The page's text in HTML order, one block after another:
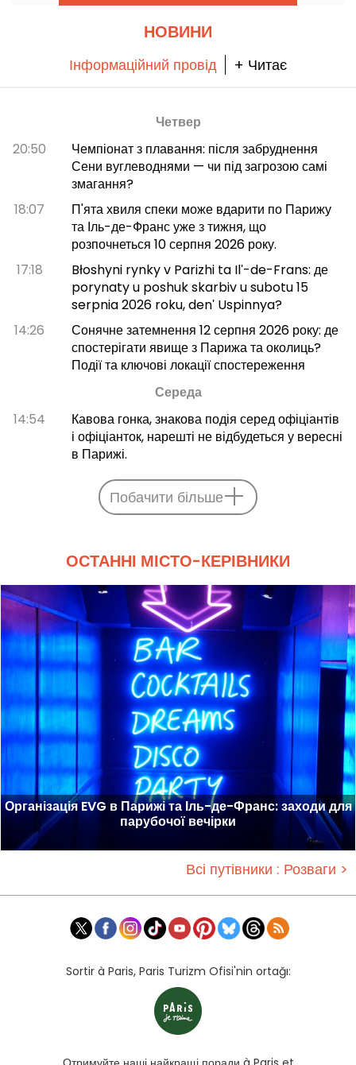
НОВИНИ
Інформаційний провід + Читає
Четвер
20:50
Чемпіонат з плавання: після забруднення
Сени вуглеводнями — чи під загрозою самі
змагання?
18:07
П'ята хвиля спеки може вдарити по Парижу
та Іль-де-Франс уже з тижня, що
розпочнеться 10 серпня 2026 року.
17:18
Błoshyni rynky v Parizhi ta Ilʹ-de-Frans: де
porynaty u poshuk skarbiv u subotu 15
serpnia 2026 roku, denʹ Uspinnya?
14:26
Сонячне затемнення 12 серпня 2026 року: де
спостерігати явище з Парижа та околиць?
Події та ключові локації спостереження
Середа
14:54
Кавова гонка, знакова подія серед офіціантів
і офіціанток, нарешті не відбудеться у вересні
в Парижі.
Побачити більше
ОСТАННІ МІСТО-КЕРІВНИКИ
Організація EVG в Парижі та Іль-де-Франс: заходи для
парубочої вечірки
Всі путівники : Розваги >
Sortir à Paris, Paris Turizm Ofisi'nin ortağı: